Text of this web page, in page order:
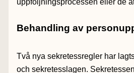
uppföljningsprocessen eller de
Behandling av
Två nya sekretessregler har
och sekretesslagen.